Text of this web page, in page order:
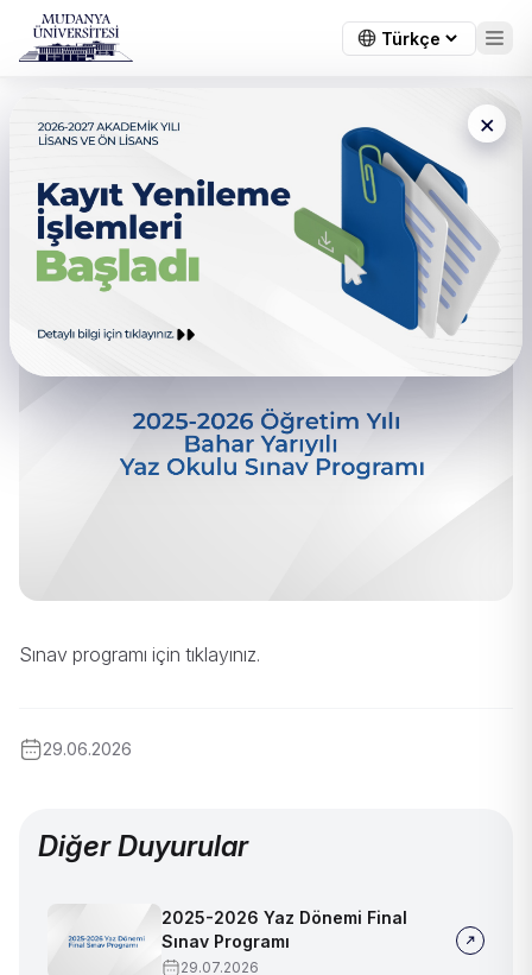
×
← Tüm duyurular
2025-2026 Öğretim Yılı Bahar
Yarıyılı Önlisans-Lisans Yaz
Okulu Sınav Programı
Sınav programı için tıklayınız.
29.06.2026
Diğer Duyurular
2025-2026 Yaz Dönemi Final
Sınav Programı
29.07.2026